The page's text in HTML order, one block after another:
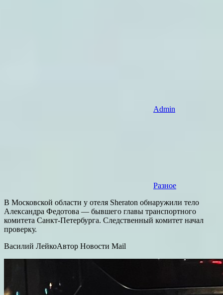
Admin
Разное
В Московской области у отеля Sheraton обнаружили тело
Александра Федотова — бывшего главы транспортного
комитета Санкт-Петербурга. Следственный комитет начал
проверку.
Василий ЛейкоАвтор Новости Mail